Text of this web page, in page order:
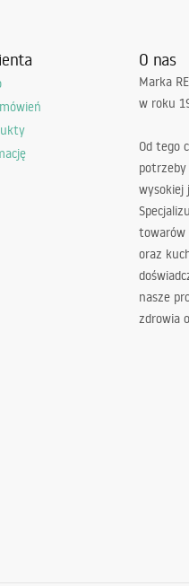
O nas
Marka
w roku
Od tego
wysokiej
towarów
oraz
nasze
zdrowia